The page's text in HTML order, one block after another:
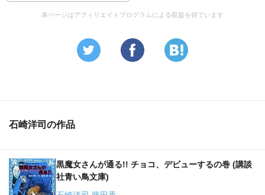
本ページはアフィリエイトプログラムによる収益を得ています
石崎洋司の作品
黒魔女さんが通る!! チョコ、デビューするの巻 (講談
社青い鳥文庫)